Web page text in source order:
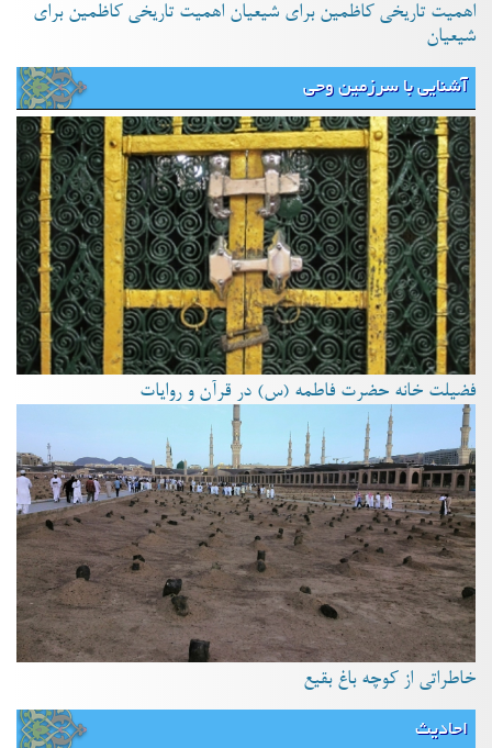
اهمیت تاریخی کاظمین برای شیعیان اهمیت تاریخی کاظمین برای
شیعیان
آشنایی با سرزمین وحی
فضیلت خانه حضرت فاطمه (س) در قرآن و روایات
خاطراتی از کوچه باغ بقیع
احادیث